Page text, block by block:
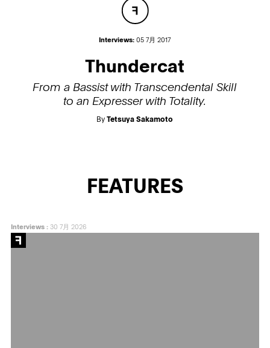
Interviews: 05 7月 2017
Thundercat
From a Bassist with Transcendental Skill
to an Expresser with Totality.
ByTetsuya Sakamoto
FEATURES
Interviews:30 7月 2026